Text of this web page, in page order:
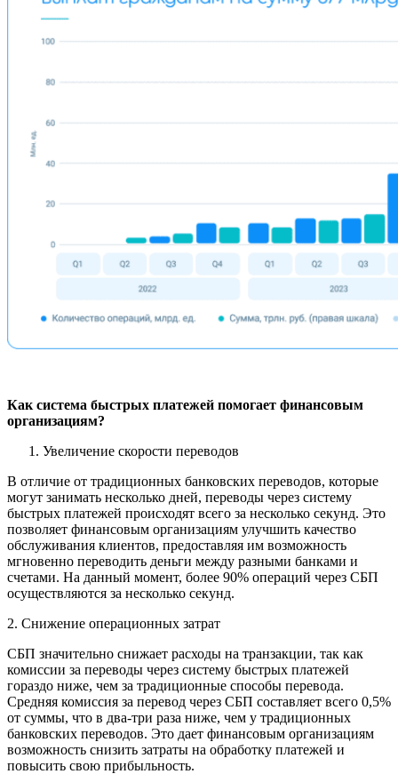
Как система быстрых платежей помогает финансовым
организациям?
Увеличение скорости переводов
В отличие от традиционных банковских переводов, которые
могут занимать несколько дней, переводы через систему
быстрых платежей происходят всего за несколько секунд. Это
позволяет финансовым организациям улучшить качество
обслуживания клиентов, предоставляя им возможность
мгновенно переводить деньги между разными банками и
счетами. На данный момент, более 90% операций через СБП
осуществляются за несколько секунд.
2. Снижение операционных затрат
СБП значительно снижает расходы на транзакции, так как
комиссии за переводы через систему быстрых платежей
гораздо ниже, чем за традиционные способы перевода.
Средняя комиссия за перевод через СБП составляет всего 0,5%
от суммы, что в два-три раза ниже, чем у традиционных
банковских переводов. Это дает финансовым организациям
возможность снизить затраты на обработку платежей и
повысить свою прибыльность.